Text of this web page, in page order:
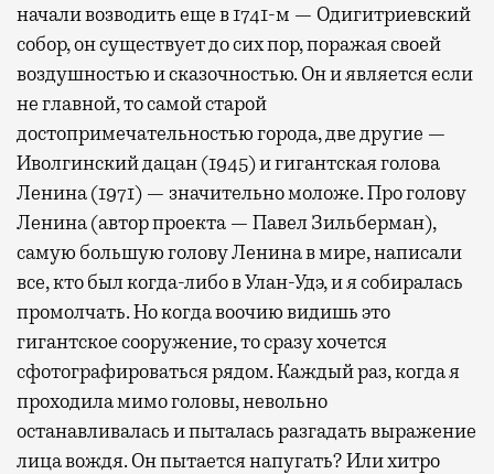
начали возводить еще в 1741-м — Одигитриевский
собор, он существует до сих пор, поражая своей
воздушностью и сказочностью. Он и является если
не главной, то самой старой
достопримечательностью города, две другие —
Иволгинский дацан (1945) и гигантская голова
Ленина (1971) — значительно моложе. Про голову
Ленина (автор проекта — Павел Зильберман),
самую большую голову Ленина в мире, написали
все, кто был когда-либо в Улан-Удэ, и я собиралась
промолчать. Но когда воочию видишь это
гигантское сооружение, то сразу хочется
сфотографироваться рядом. Каждый раз, когда я
проходила мимо головы, невольно
останавливалась и пыталась разгадать выражение
лица вождя. Он пытается напугать? Или хитро